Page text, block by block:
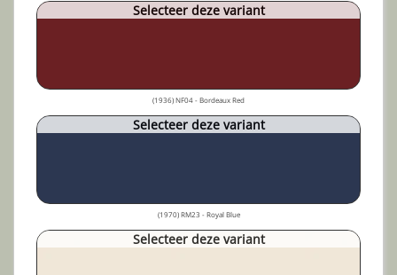
Selecteer deze variant
(1936) NF04 - Bordeaux Red
Selecteer deze variant
(1970) RM23 - Royal Blue
Selecteer deze variant